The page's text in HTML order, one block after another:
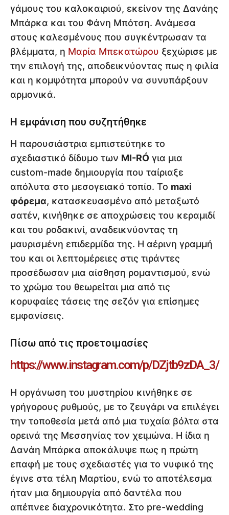
γάμους του καλοκαιριού, εκείνον της Δανάης
Μπάρκα και του Φάνη Μπότση. Ανάμεσα
στους καλεσμένους που συγκέντρωσαν τα
βλέμματα, η Μαρία Μπεκατώρου ξεχώρισε με
την επιλογή της, αποδεικνύοντας πως η φιλία
και η κομψότητα μπορούν να συνυπάρξουν
αρμονικά.
Η εμφάνιση που συζητήθηκε
Η παρουσιάστρια εμπιστεύτηκε το
σχεδιαστικό δίδυμο των MI-RÓ για μια
custom-made δημιουργία που ταίριαξε
απόλυτα στο μεσογειακό τοπίο. Το maxi
φόρεμα, κατασκευασμένο από μεταξωτό
σατέν, κινήθηκε σε αποχρώσεις του κεραμιδί
και του ροδακινί, αναδεικνύοντας τη
μαυρισμένη επιδερμίδα της. Η αέρινη γραμμή
του και οι λεπτομέρειες στις τιράντες
προσέδωσαν μια αίσθηση ρομαντισμού, ενώ
το χρώμα του θεωρείται μια από τις
κορυφαίες τάσεις της σεζόν για επίσημες
εμφανίσεις.
Πίσω από τις προετοιμασίες
https://www.instagram.com/p/DZjtb9zDA_3/
Η οργάνωση του μυστηρίου κινήθηκε σε
γρήγορους ρυθμούς, με το ζευγάρι να επιλέγει
την τοποθεσία μετά από μια τυχαία βόλτα στα
ορεινά της Μεσσηνίας τον χειμώνα. Η ίδια η
Δανάη Μπάρκα αποκάλυψε πως η πρώτη
επαφή με τους σχεδιαστές για το νυφικό της
έγινε στα τέλη Μαρτίου, ενώ το αποτέλεσμα
ήταν μια δημιουργία από δαντέλα που
απέπνεε διαχρονικότητα. Στο pre-wedding